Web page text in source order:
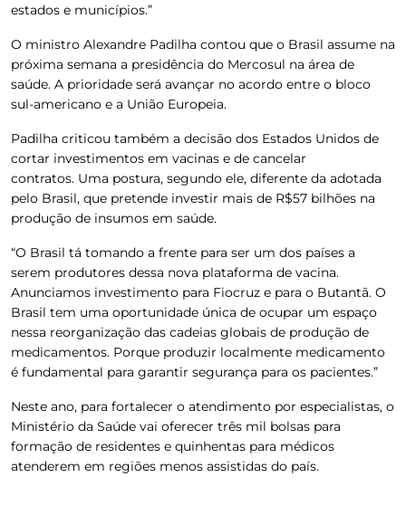
estados e municípios.”
O ministro Alexandre Padilha contou que o Brasil assume na
próxima semana a presidência do Mercosul na área de
saúde. A prioridade será avançar no acordo entre o bloco
sul-americano e a União Europeia.
Padilha criticou também a decisão dos Estados Unidos de
cortar investimentos em vacinas e de cancelar
contratos. Uma postura, segundo ele, diferente da adotada
pelo Brasil, que pretende investir mais de R$57 bilhões na
produção de insumos em saúde.
“O Brasil tá tomando a frente para ser um dos países a
serem produtores dessa nova plataforma de vacina.
Anunciamos investimento para Fiocruz e para o Butantã. O
Brasil tem uma oportunidade única de ocupar um espaço
nessa reorganização das cadeias globais de produção de
medicamentos. Porque produzir localmente medicamento
é fundamental para garantir segurança para os pacientes.”
Neste ano, para fortalecer o atendimento por especialistas, o
Ministério da Saúde vai oferecer três mil bolsas para
formação de residentes e quinhentas para médicos
atenderem em regiões menos assistidas do país.